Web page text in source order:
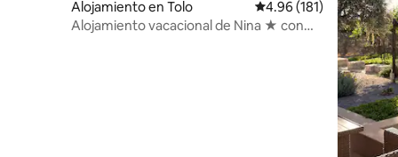
Alojamiento en Tolo Calificación promedio:
4.96 (181)
Alojamiento vacacional de Nina ★ con